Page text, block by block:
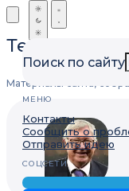
Поиск по сайту
МЕНЮ
Контакты
Сообщить о
Отправить идею
СОЦСЕТИ
Теги
Материалы сайта,